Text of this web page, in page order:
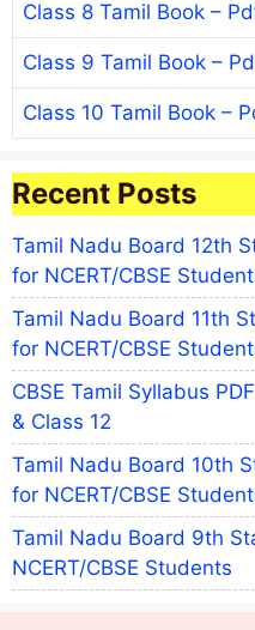
Class 8 Tamil Book –
Class 9 Tamil Book –
Class 10 Tamil Book –
Recent Posts
Tamil Nadu Board 12th
for NCERT/CBSE
Tamil Nadu Board 11th
for NCERT/CBSE
CBSE Tamil Syllabus
& Class 12
Tamil Nadu Board 10th
for NCERT/CBSE
Tamil Nadu Board 9th
NCERT/CBSE Students